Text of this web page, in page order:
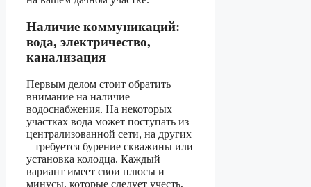
Наличие коммуникаций:
вода, электричество,
канализация
Первым делом стоит обратить
внимание на наличие
водоснабжения. На некоторых
участках вода может поступать из
централизованной сети, на других
– требуется бурение скважины или
установка колодца. Каждый
вариант имеет свои плюсы и
минусы, которые следует учесть,